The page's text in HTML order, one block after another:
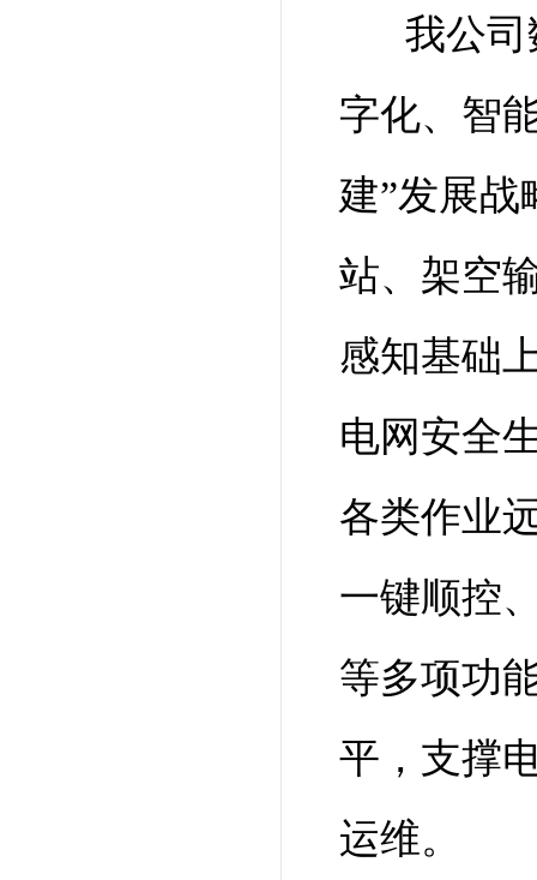
我公
字化、智
建”发展
站、架空
感知基础
电网安全
各类作业
一键顺控
等多项功
平，支撑
运维。